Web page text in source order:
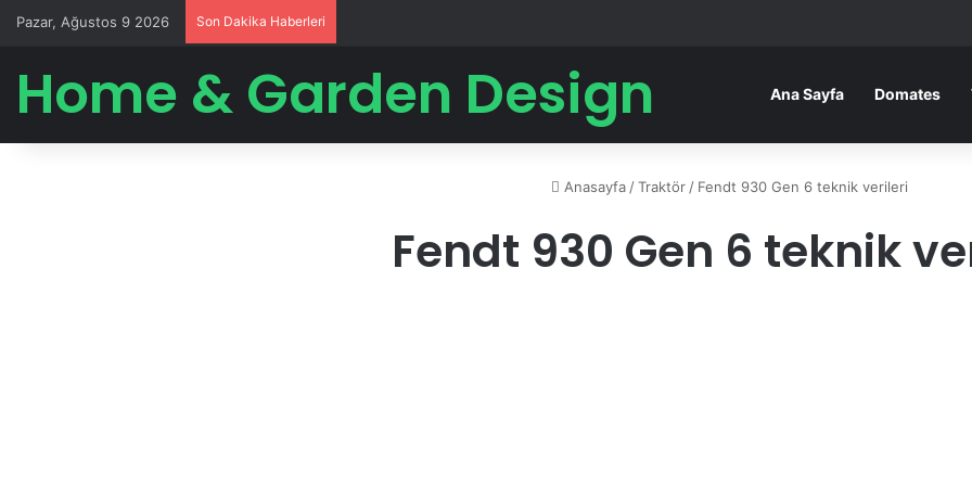
Pazar, Ağustos 9 2026 Son Dakika Haberleri
Home & Garden Design Ana Sayfa Domates
Anasayfa / Traktör / Fendt 930 Gen 6 teknik verileri
Fendt 930 Gen 6 teknik